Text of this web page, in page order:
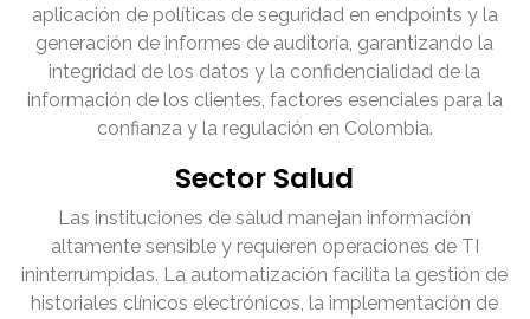
aplicación de políticas de seguridad en endpoints y la
generación de informes de auditoría, garantizando la
integridad de los datos y la confidencialidad de la
información de los clientes, factores esenciales para la
confianza y la regulación en Colombia.
Sector Salud
Las instituciones de salud manejan información
altamente sensible y requieren operaciones de TI
ininterrumpidas. La automatización facilita la gestión de
historiales clínicos electrónicos, la implementación de